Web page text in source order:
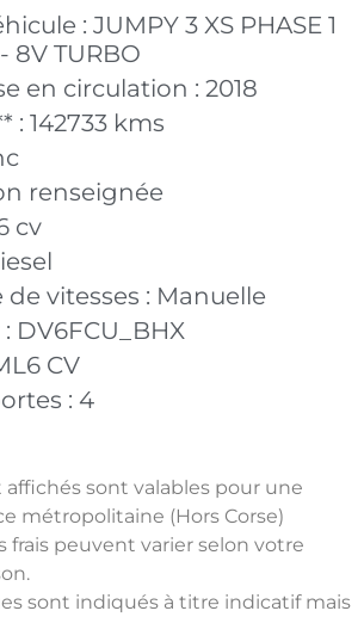
: JUMPY 3 XS PHASE 1
8V TURBO
en circulation : 2018
: 142733 kms
renseignée
cv
vitesses : Manuelle
DV6FCU_BHX
CV
: 4
affichés sont valables pour une
métropolitaine (Hors Corse)
frais peuvent varier selon votre
sont indiqués à titre indicatif mais